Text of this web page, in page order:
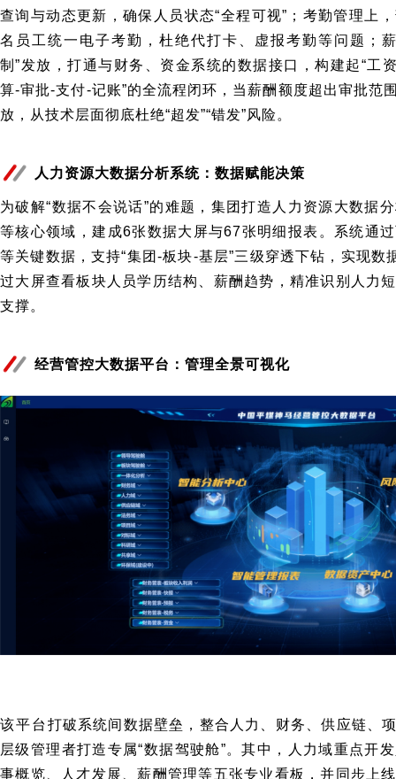
查询与动态更新，确保人员状态“全程可视”；考勤管理上
名员工统一电子考勤，杜绝代打卡、虚报考勤等问题；
制”发放，打通与财务、资金系统的数据接口，构建起“工
算-审批-支付-记账”的全流程闭环，当薪酬额度超出审批范
放，从技术层面彻底杜绝“超发”“错发”风险。
人力资源大数据分析系统：数据赋能决策
为破解“数据不会说话”的难题，集团打造人力资源大数据
等核心领域，建成6张数据大屏与67张明细报表。系统通
等关键数据，支持“集团-板块-基层”三级穿透下钻，实现数
过大屏查看板块人员学历结构、薪酬趋势，精准识别人力
支撑。
经营管控大数据平台：管理全景可视化
该平台打破系统间数据壁垒，整合人力、财务、供应链、
层级管理者打造专属“数据驾驶舱”。其中，人力域重点开
事概览、人才发展、薪酬管理等五张专业看板，并同步上